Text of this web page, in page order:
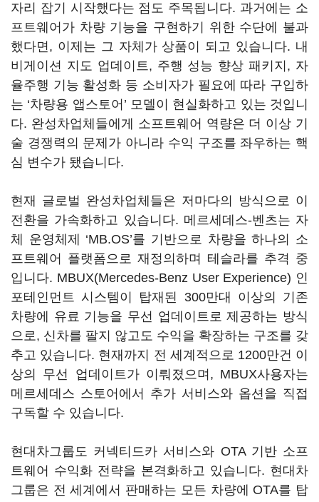
자리 잡기 시작했다는 점도 주목됩니다. 과거에는 소
프트웨어가 차량 기능을 구현하기 위한 수단에 불과
했다면, 이제는 그 자체가 상품이 되고 있습니다. 내
비게이션 지도 업데이트, 주행 성능 향상 패키지, 자
율주행 기능 활성화 등 소비자가 필요에 따라 구입하
는 ‘차량용 앱스토어’ 모델이 현실화하고 있는 것입니
다. 완성차업체들에게 소프트웨어 역량은 더 이상 기
술 경쟁력의 문제가 아니라 수익 구조를 좌우하는 핵
심 변수가 됐습니다.
현재 글로벌 완성차업체들은 저마다의 방식으로 이
전환을 가속화하고 있습니다. 메르세데스-벤츠는 자
체 운영체제 ‘MB.OS’를 기반으로 차량을 하나의 소
프트웨어 플랫폼으로 재정의하며 테슬라를 추격 중
입니다. MBUX(Mercedes-Benz User Experience) 인
포테인먼트 시스템이 탑재된 300만대 이상의 기존
차량에 유료 기능을 무선 업데이트로 제공하는 방식
으로, 신차를 팔지 않고도 수익을 확장하는 구조를 갖
추고 있습니다. 현재까지 전 세계적으로 1200만건 이
상의 무선 업데이트가 이뤄졌으며, MBUX사용자는
메르세데스 스토어에서 추가 서비스와 옵션을 직접
구독할 수 있습니다.
현대차그룹도 커넥티드카 서비스와 OTA 기반 소프
트웨어 수익화 전략을 본격화하고 있습니다. 현대차
그룹은 전 세계에서 판매하는 모든 차량에 OTA를 탑